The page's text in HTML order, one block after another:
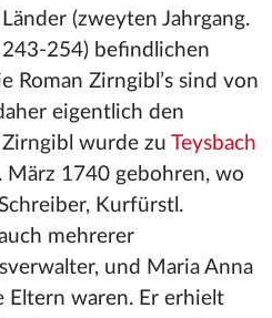
(zweyten Jahrgang.
243-254) befindlichen
Roman Zirngibl’s sind von
eigentlich den
wurde zu Teysbach
März 1740 gebohren, wo
Kurfürstl.
mehrerer
und Maria Anna
Eltern waren. Er erhielt